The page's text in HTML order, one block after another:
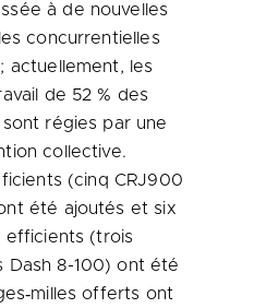
à de nouvelles
concurrentielles
actuellement, les
de 52 % des
régies par une
collective.
(cinq CRJ900
été ajoutés et six
efficients (trois
Dash 8-100) ont été
offerts ont